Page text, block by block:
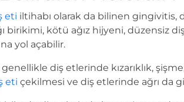
eti iltihabı olarak da bilinen gingivitis,
birikimi, kötü ağız hijyeni, düzensiz
yol açabilir.
genellikle diş etlerinde kızarıklık,
eti çekilmesi ve diş etlerinde ağrı da